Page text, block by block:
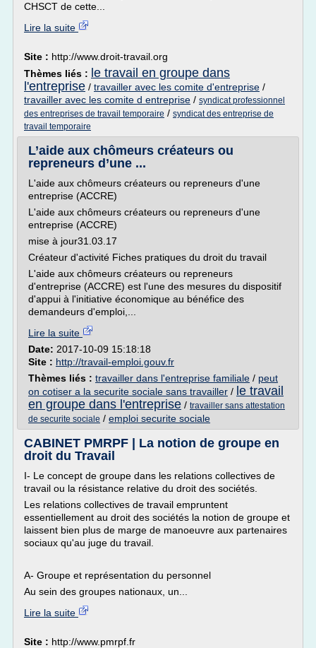
CHSCT de cette...
Lire la suite
Site : http://www.droit-travail.org
Thèmes liés : le travail en groupe dans
l'entreprise / travailler avec les comite d'entreprise /
travailler avec les comite d entreprise / syndicat professionnel
des entreprises de travail temporaire / syndicat des entreprise de
travail temporaire
L’aide aux chômeurs créateurs ou
repreneurs d’une ...
L'aide aux chômeurs créateurs ou repreneurs d'une
entreprise (ACCRE)
L'aide aux chômeurs créateurs ou repreneurs d'une
entreprise (ACCRE)
mise à jour31.03.17
Créateur d'activité Fiches pratiques du droit du travail
L'aide aux chômeurs créateurs ou repreneurs
d'entreprise (ACCRE) est l'une des mesures du dispositif
d'appui à l'initiative économique au bénéfice des
demandeurs d'emploi,...
Lire la suite
Date: 2017-10-09 15:18:18
Site : http://travail-emploi.gouv.fr
Thèmes liés : travailler dans l'entreprise familiale / peut
on cotiser a la securite sociale sans travailler / le travail
en groupe dans l'entreprise / travailler sans attestation
de securite sociale / emploi securite sociale
CABINET PMRPF | La notion de groupe en
droit du Travail
I- Le concept de groupe dans les relations collectives de
travail ou la résistance relative du droit des sociétés.
Les relations collectives de travail empruntent
essentiellement au droit des sociétés la notion de groupe et
laissent bien plus de marge de manoeuvre aux partenaires
sociaux qu'au juge du travail.
A- Groupe et représentation du personnel
Au sein des groupes nationaux, un...
Lire la suite
Site : http://www.pmrpf.fr